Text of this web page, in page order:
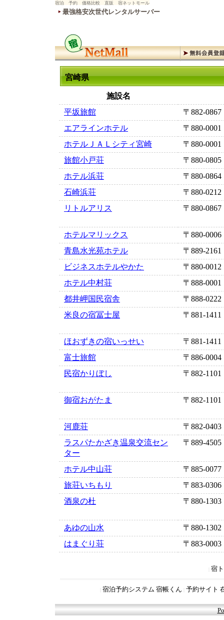
宿泊 予約 価格比較 直販 宿ネットモール
最強格安次世代レンタルサーバー
宮崎県
施設名
平坂旅館
〒882-0867
エアラインホテル
〒880-0001
ホテルＪＡＬシティ宮崎
〒880-0001
旅館小戸荘
〒880-0805
ホテル浜荘
〒880-0864
石崎浜荘
〒880-0212
リトルアリス
〒880-0867
ホテルマリックス
〒880-0006
青島水光苑ホテル
〒889-2161
ビジネスホテルやかた
〒880-0012
ホテル中村荘
〒888-0001
都井岬国民宿舎
〒888-0222
米良の宿冨士屋
〒881-1411
ほおずきの宿いっせい
〒881-1411
富士旅館
〒886-0004
民宿かりぼし
〒882-1101
御宿おがたま 〒882-1101
河鹿荘
〒882-0403
ラスパたかざき温泉交流セン
ター
〒889-4505
ホテル中山荘
〒885-0077
旅荘いちもり
〒883-0306
酒泉の杜
〒880-1303
あゆの山水
〒880-1302
はまぐり荘
〒883-0003
宿
宿泊予約システム 宿帳くん 予約サイト